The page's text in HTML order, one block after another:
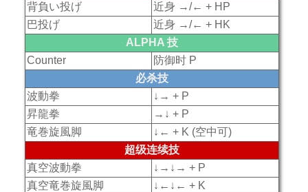
背負い投げ
近身 →/← + HP
巴投げ
近身 →/← + HK
ALPHA 技
Counter
防御时 P
必杀技
波動拳
↓→ + P
昇龍拳
→↓ + P
竜巻旋風脚
↓← + K (空中可)
超级连续技
真空波動拳
↓→↓→ + P
真空竜巻旋風脚
↓←↓← + K